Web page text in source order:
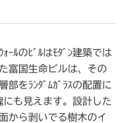
ｰﾙのﾋﾞﾙはﾓﾀﾞﾝ建築では
富国生命ビルは、その
部をﾗﾝﾀﾞﾑｶﾞﾗｽの配置に
にも見えます。設計した
から剥いでる樹木のイ